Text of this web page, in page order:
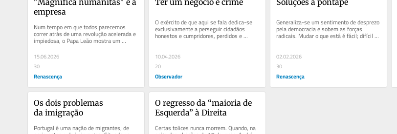
empresa
Num tempo em que todos parecemos
correr atrás de uma revolução acelerada e
impiedosa, o Papa Leão mostra um
caminho de harmonia, decência e...
15.06.2026
30
Renascença
O exército de que aqui se fala dedica-se
exclusivamente a perseguir cidadãos
honestos e cumpridores, perdidos e
atolados no pântano regulamentar.
10.04.2026
20
Observador
Generaliza-se um sentimento de desprezo
pela democracia e sobem as forças
radicais. Mudar o que está é fácil; difícil é
melhorá-lo. Aderindo ao...
02.02.2026
30
Renascença
Os dois problemas
da imigração
Portugal é uma nação de migrantes; de
O regresso da “maioria de
Esquerda” à Direita
Certas tolices nunca morrem. Quando, na